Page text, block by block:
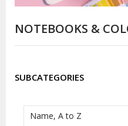
NOTEBOOKS &
SUBCATEGORIES
Name, A to Z